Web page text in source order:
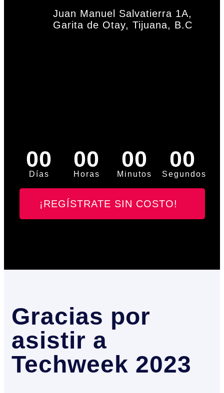
Juan Manuel Salvatierra 1A,
Garita de Otay, Tijuana, B.C
00
Días
00
Horas
00
Minutos
00
Segundos
¡REGÍSTRATE SIN COSTO!
Gracias por
asistir a
Techweek 2023